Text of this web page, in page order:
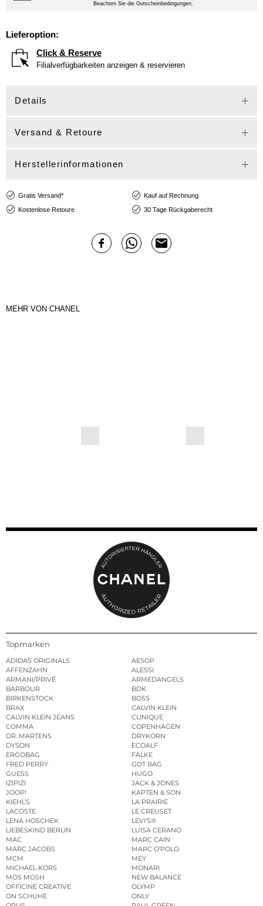
Beachten Sie die Gutscheinbedingungen.
Lieferoption:
Click & Reserve
Filialverfügbarkeiten anzeigen & reservieren
Details
Versand & Retoure
Herstellerinformationen
Gratis Versand*
Kauf auf Rechnung
Kostenlose Retoure
30 Tage Rückgaberecht
MEHR VON CHANEL
Topmarken
ADIDAS ORIGINALS
AESOP
AFFENZAHN
ALESSI
ARMANI/PRIVÉ
ARMEDANGELS
BARBOUR
BDK
BIRKENSTOCK
BOSS
BRAX
CALVIN KLEIN
CALVIN KLEIN JEANS
CLINIQUE
COMMA
COPENHAGEN
DR. MARTENS
DRYKORN
DYSON
ECOALF
ERGOBAG
FALKE
FRED PERRY
GOT BAG
GUESS
HUGO
IZIPIZI
JACK & JONES
JOOP!
KAPTEN & SON
KIEHL’S
LA PRAIRIE
LACOSTE
LE CREUSET
LENA HOSCHEK
LEVI’S®
LIEBESKIND BERLIN
LUISA CERANO
MAC
MARC CAIN
MARC JACOBS
MARC O’POLO
MCM
MEY
MICHAEL KORS
MONARI
MOS MOSH
NEW BALANCE
OFFICINE CREATIVE
OLYMP
ON SCHUHE
ONLY